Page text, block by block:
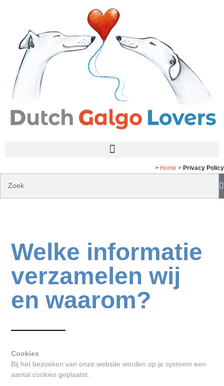
> Home > Privacy Policy
Welke informatie
verzamelen wij
en waarom?
Cookies
Bij het bezoeken van onze website worden op je systeem een
aantal cookies geplaatst.